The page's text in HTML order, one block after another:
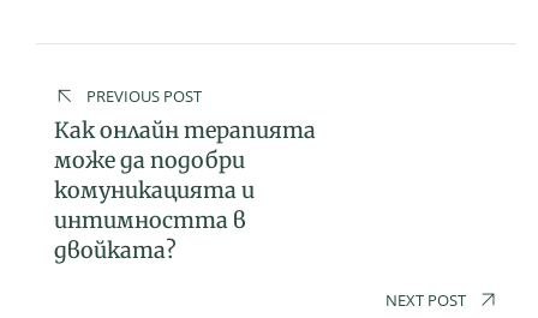
PREVIOUS POST
Как онлайн терапията
може да подобри
комуникацията и
интимността в
двойката?
NEXT POST